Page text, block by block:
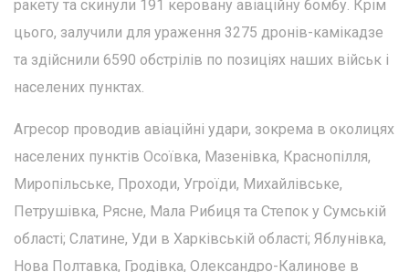
ракету та скинули 191 керовану авіаційну бомбу. Крім
цього, залучили для ураження 3275 дронів-камікадзе
та здійснили 6590 обстрілів по позиціях наших військ і
населених пунктах.
Агресор проводив авіаційні удари, зокрема в околицях
населених пунктів Осоївка, Мазенівка, Краснопілля,
Миропільське, Проходи, Угроїди, Михайлівське,
Петрушівка, Рясне, Мала Рибиця та Степок у Сумській
області; Слатине, Уди в Харківській області; Яблунівка,
Нова Полтавка, Гродівка, Олександро-Калинове в